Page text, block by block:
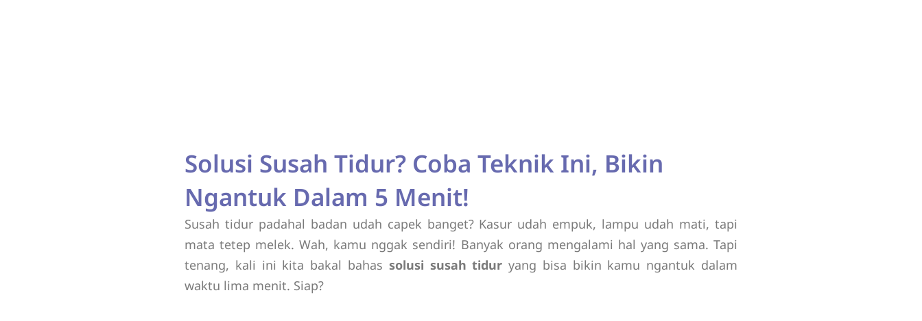
Solusi Susah Tidur? Coba Teknik Ini, Bikin
Ngantuk Dalam 5 Menit!
Susah tidur padahal badan udah capek banget? Kasur udah empuk, lampu udah mati, tapi
mata tetep melek. Wah, kamu nggak sendiri! Banyak orang mengalami hal yang sama. Tapi
tenang, kali ini kita bakal bahas solusi susah tidur yang bisa bikin kamu ngantuk dalam
waktu lima menit. Siap?